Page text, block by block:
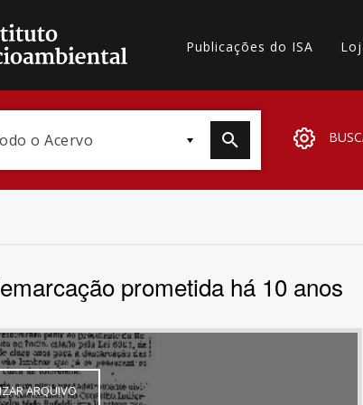
Publicações do ISA
o Acervo
Bioma / Bacia
Subtema
prometida há 10 anos
ARQUIVO